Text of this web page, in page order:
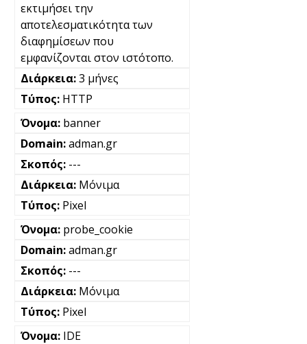
εκτιμήσει την
αποτελεσματικότητα των
διαφημίσεων που
εμφανίζονται στον ιστότοπο.
3 μήνες
HTTP
banner
adman.gr
---
Μόνιμα
Pixel
probe_cookie
adman.gr
---
Μόνιμα
Pixel
IDE